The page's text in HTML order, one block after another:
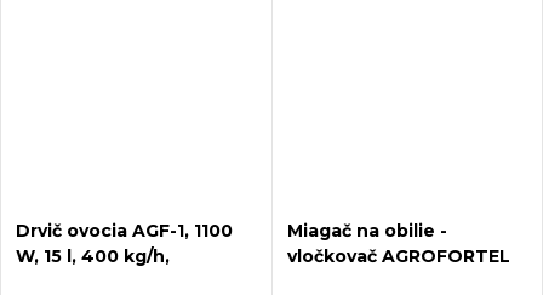
Drvič ovocia AGF-1, 1100
W, 15 l, 400 kg/h,
Miagač na obilie -
vločkovač AGROFORTEL